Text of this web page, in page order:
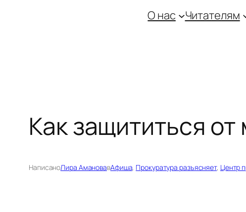
О нас Читателям
Как защититься
НаписаноЛира АмановавАфиша, Прокуратура разъясняет, Центр